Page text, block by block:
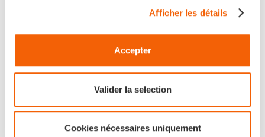
Afficher les détails
Accepter
Valider la selection
Cookies nécessaires uniquement
connectés aux processus métiers
directement exploitables par les équipes
non pas sur la technologie, mais sur leur
s’intégrer dans la réalité métier.